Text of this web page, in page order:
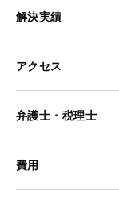
解決実績
アクセス
弁護士・税理士
費用